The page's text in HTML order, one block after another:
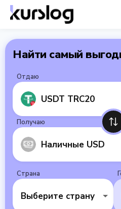
Найти самый
Отдаю
USDT TRC20
Получаю
Наличные USD
Страна
Выберите страну